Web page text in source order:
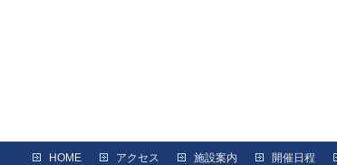
HOME アクセス 施設案内 開催日程